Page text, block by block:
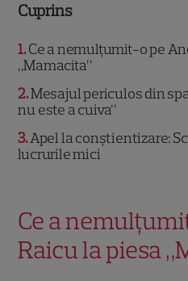
Cuprins
1 Ce a nemulțumit-o pe
„Mamacita”
2 Mesajul periculos din
nu este a cuiva”
3 Apel la conștientizare:
lucrurile mici
Ce a
Raicu la piesa